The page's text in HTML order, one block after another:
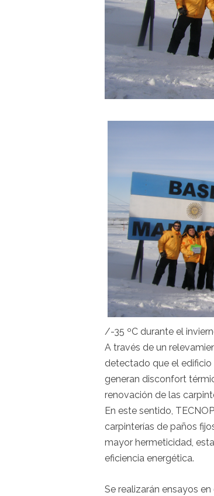
/-35 ºC durante el
A través de un
detectado que el edificio
generan disconfort
renovación de las
En este sentido,
carpinterías de paños
mayor hermeticidad,
eficiencia energética.
Se realizarán ensayos